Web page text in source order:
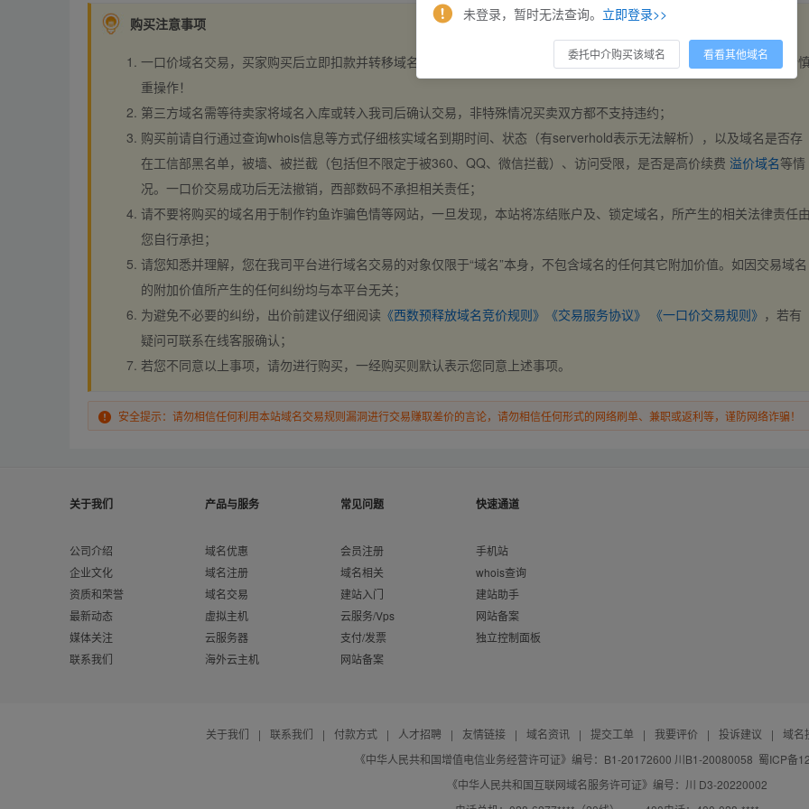
购买注意事项
一口价域名交易，买家购买后立即扣款并转移域名，交易自动完成。买卖双方都不支持违约，一旦出价不支持撤销，请
重操作！
第三方域名需等待卖家将域名入库或转入我司后确认交易，非特殊情况买卖双方都不支持违约；
购买前请自行通过查询whois信息等方式仔细核实域名到期时间、状态（有serverhold表示无法解析），以及域名是否存
在工信部黑名单，被墙、被拦截（包括但不限定于被360、QQ、微信拦截）、访问受限，是否是高价续费 溢价域名等情
况。一口价交易成功后无法撤销，西部数码不承担相关责任；
请不要将购买的域名用于制作钓鱼诈骗色情等网站，一旦发现，本站将冻结账户及、锁定域名，所产生的相关法律责任
您自行承担；
请您知悉并理解，您在我司平台进行域名交易的对象仅限于“域名”本身，不包含域名的任何其它附加价值。如因交易域名
的附加价值所产生的任何纠纷均与本平台无关；
为避免不必要的纠纷，出价前建议仔细阅读 《西数预释放域名竞价规则》 《交易服务协议》 《一口价交易规则》 ，若有
疑问可联系在线客服确认；
若您不同意以上事项，请勿进行购买，一经购买则默认表示您同意上述事项。
安全提示：请勿相信任何利用本站域名交易规则漏洞进行交易赚取差价的言论，请勿相信任何形式的网络刷单、兼职或返利等，谨防网络诈骗！
关于我们
公司介绍
企业文化
资质和荣誉
最新动态
媒体关注
联系我们
产品与服务
域名优惠
域名注册
域名交易
虚拟主机
云服务器
海外云主机
常见问题
会员注册
域名相关
建站入门
云服务/Vps
支付/发票
网站备案
快速通道
手机站
whois查询
建站助手
网站备案
独立控制面板
关于我们 | 联系我们 | 付款方式 | 人才招聘 | 友情链接 | 域名资讯 | 提交工单 | 我要评价 | 投诉建议 |
域名
《中华人民共和国增值电信业务经营许可证》编号：B1-20172600 川B1-20080058 蜀ICP备
《中华人民共和国互联网域名服务许可证》编号：川 D3-20220002
未登录，暂时无法查询。 立即登录>>
委托中介购买该域名 看看其他域名